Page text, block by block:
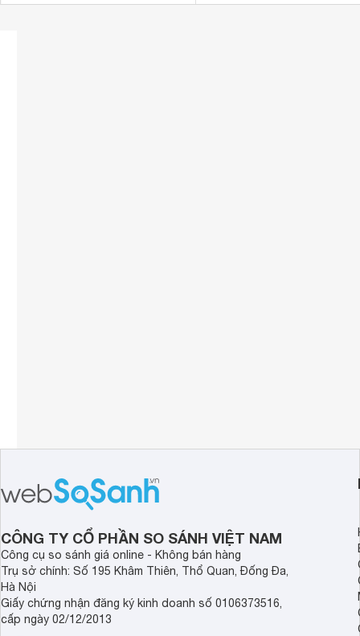
CÔNG TY CỔ PHẦN SO SÁNH VIỆT NAM
Công cụ so sánh giá online - Không bán hàng
Trụ sở chính: Số 195 Khâm Thiên, Thổ Quan, Đống Đa,
Hà Nội
Giấy chứng nhận đăng ký kinh doanh số 0106373516,
cấp ngày 02/12/2013